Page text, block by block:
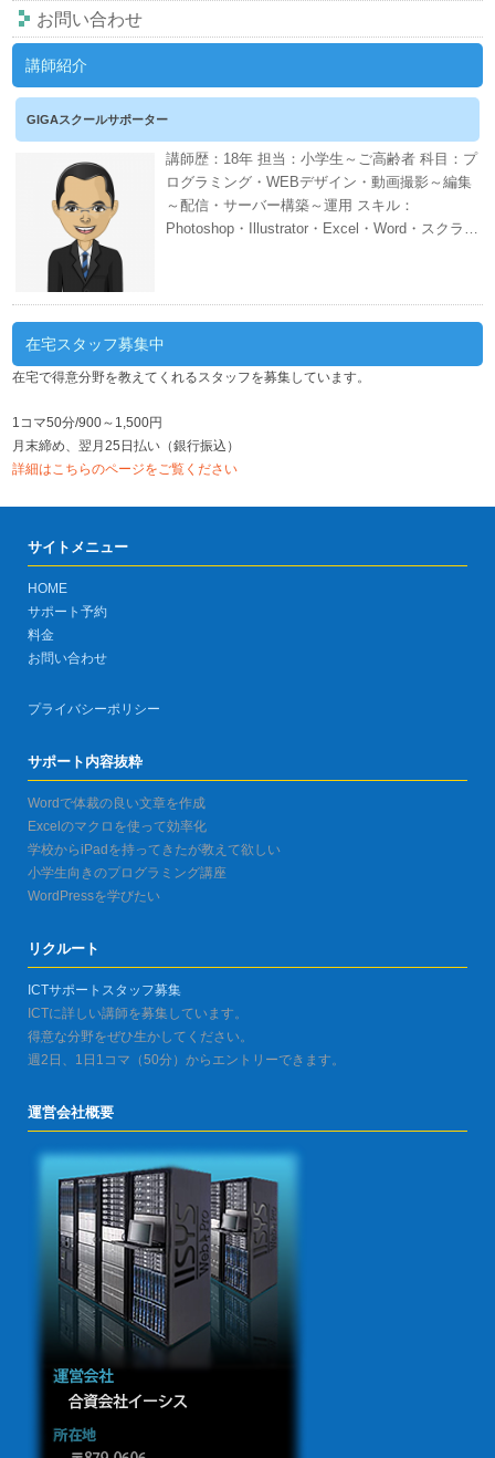
お問い合わせ
講師紹介
GIGAスクールサポーター
講師歴：18年 担当：小学生～ご高齢者 科目：プ
ログラミング・WEBデザイン・動画撮影～編集
～配信・サーバー構築～運用 スキル：
Photoshop・Illustrator・Excel・Word・スクラッ
在宅スタッフ募集中
在宅で得意分野を教えてくれるスタッフを募集しています。
1コマ50分/900～1,500円
月末締め、翌月25日払い（銀行振込）
詳細はこちらのページをご覧ください
サイトメニュー
HOME
サポート予約
料金
お問い合わせ
プライバシーポリシー
サポート内容抜粋
Wordで体裁の良い文章を作成
Excelのマクロを使って効率化
学校からiPadを持ってきたが教えて欲しい
小学生向きのプログラミング講座
WordPressを学びたい
リクルート
ICTサポートスタッフ募集
ICTに詳しい講師を募集しています。
得意な分野をぜひ生かしてください。
週2日、1日1コマ（50分）からエントリーできます。
運営会社概要